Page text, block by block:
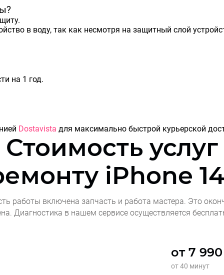
в воду, так как несмотря на защитный слой
на 1 год.
Dostavista для максимально быстрой курьерской
Стоимость услуг
iPhone
работы включена запчасть и работа мастера. Это
Диагностика в нашем сервисе осуществляется
от 7
от 40 минут